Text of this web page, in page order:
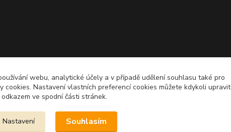
webu, analytické účely a v případě udělení souhlasu také pro
cookies. Nastavení vlastních preferencí cookies můžete kdykoli upravit
odkazem ve spodní části stránek.
Nastavení Souhlasím